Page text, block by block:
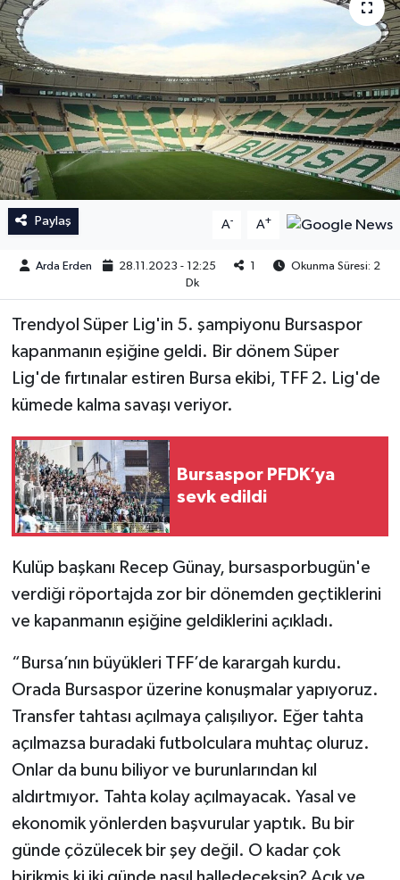
Paylaş A- A+
Arda Erden 28.11.2023 - 12:25 1
Okunma Süresi: 2
Dk
Trendyol Süper Lig'in 5. şampiyonu Bursaspor
kapanmanın eşiğine geldi. Bir dönem Süper
Lig'de fırtınalar estiren Bursa ekibi, TFF 2. Lig'de
kümede kalma savaşı veriyor.
Bursaspor PFDK’ya
sevk edildi
Kulüp başkanı Recep Günay, bursasporbugün'e
verdiği röportajda zor bir dönemden geçtiklerini
ve kapanmanın eşiğine geldiklerini açıkladı.
“Bursa’nın büyükleri TFF’de karargah kurdu.
Orada Bursaspor üzerine konuşmalar yapıyoruz.
Transfer tahtası açılmaya çalışılıyor. Eğer tahta
açılmazsa buradaki futbolculara muhtaç oluruz.
Onlar da bunu biliyor ve burunlarından kıl
aldırtmıyor. Tahta kolay açılmayacak. Yasal ve
ekonomik yönlerden başvurular yaptık. Bu bir
günde çözülecek bir şey değil. O kadar çok
İngiltere Premier Lig
Almanya Bundesliga
La Liga
Serie A
İngiltere Premier Lig
La Liga
Almanya Bundesliga
Serie A
Fransa Ligue 1
Eredevise
Portekiz Ligi
TFF 1.Lig
Diğer Futbol Ligleri
Türkiye Basketbol Ligi
Kadınlar Basketbol Ligi
Diğer Basketbol Ligleri
Formula 1
Atletizm
Hentbol
At Yarışı
Bisiklet
Boks
Güreş